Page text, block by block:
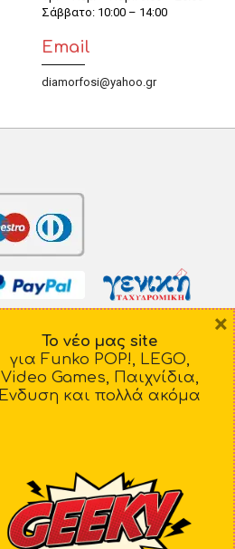
Σάββατο: 10:00 – 14:00
Email
diamorfosi@yahoo.gr
Πληροφορίες
Τρόποι Πληρωμής
Το νέο μας site
για Funko POP!, LEGO,
Video Games, Παιχνίδια,
Ένδυση και πολλά ακόμα
×